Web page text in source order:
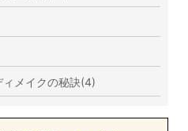
メイクの秘訣(4)